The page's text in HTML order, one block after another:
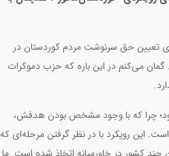
تعیین حق سرنوشت مردم کوردستان در
گمان می‌کنم در این باره که حزب دموکرات
چرا که با وجود مشخص بودن هدفش،
این رویکرد با در نظر گرفتن مرحله‌ای که